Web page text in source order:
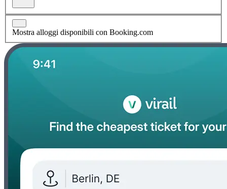
Mostra alloggi disponibili con Booking.com